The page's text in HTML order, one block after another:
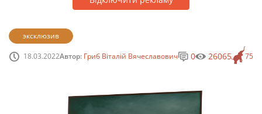
эксклюзив
18.03.2022Автор: Гриб Віталій Вячеславович 75
0 26065